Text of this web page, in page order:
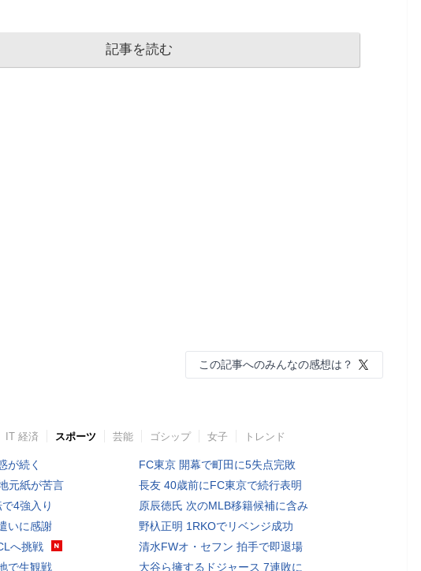
記事を読む
この記事へのみんなの感想は？
IT 経済 スポーツ 芸能 ゴシップ 女子 トレンド
が続く
元紙が苦言
4強入り
いに感謝
へ挑戦
で生観戦
FC東京 開幕で町田に5失点完敗
長友 40歳前にFC東京で続行表明
原辰徳氏 次のMLB移籍候補に含み
野杁正明 1RKOでリベンジ成功
清水FWオ・セフン 拍手で即退場
大谷ら擁するドジャース 7連敗に